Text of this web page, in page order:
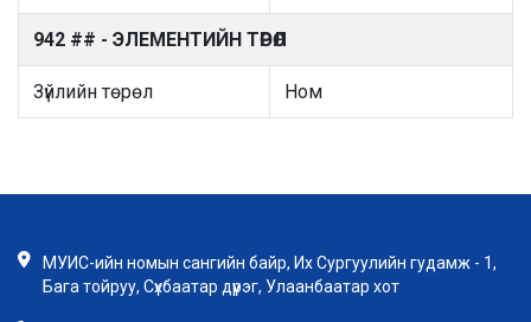
942 ## - ЭЛЕМЕНТИЙН ТӨРӨЛ
Зүйлийн төрөл Ном
МУИС-ийн номын сангийн байр, Их Сургуулийн гудамж - 1,
Бага тойруу, Сүхбаатар дүүрэг, Улаанбаатар хот